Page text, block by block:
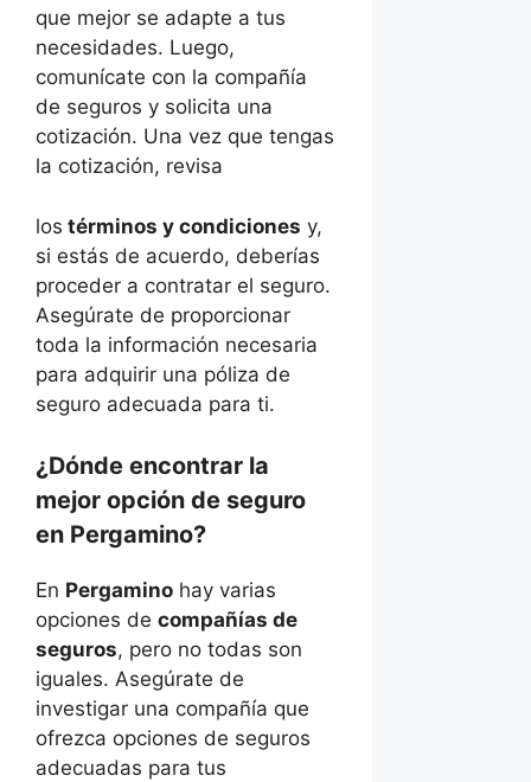
que mejor se adapte a tus
necesidades. Luego,
comunícate con la compañía
de seguros y solicita una
cotización. Una vez que tengas
la cotización, revisa
los términos y condiciones y,
si estás de acuerdo, deberías
proceder a contratar el seguro.
Asegúrate de proporcionar
toda la información necesaria
para adquirir una póliza de
seguro adecuada para ti.
¿Dónde encontrar la
mejor opción de seguro
en Pergamino?
En Pergamino hay varias
opciones de compañías de
seguros, pero no todas son
iguales. Asegúrate de
investigar una compañía que
ofrezca opciones de seguros
adecuadas para tus